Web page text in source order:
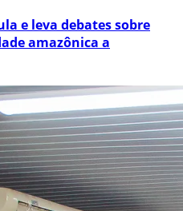
e leva debates sobre
amazônica a